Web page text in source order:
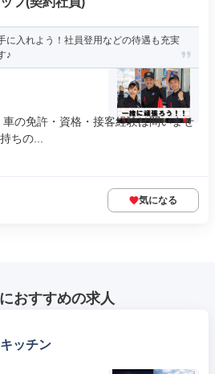
に入れよう！社員登用などの待遇も充実
♪
の免許・資格・接客経験は問いませ
ちの...
気になる
おすすめの求人
ッチン